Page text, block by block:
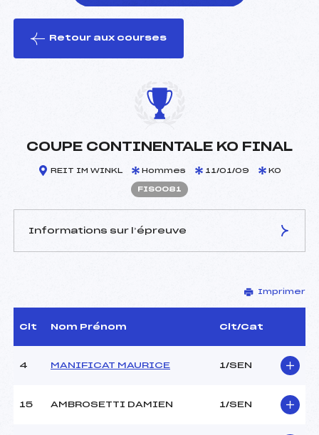
le ski
Retour aux courses
COUPE CONTINENTALE KO FINAL
REIT IM WINKL Hommes 11/01/09 KO
FIS0081
Informations sur l’épreuve
–
D.T Adjoint :
–
Dir. Epreuve :
CARACTÉRISTIQUES DE LA PISTE
1.3 km
Imprimer
Clt Nom Prénom Clt/Cat
4 MANIFICAT MAURICE 1/SEN
15 AMBROSETTI DAMIEN 1/SEN